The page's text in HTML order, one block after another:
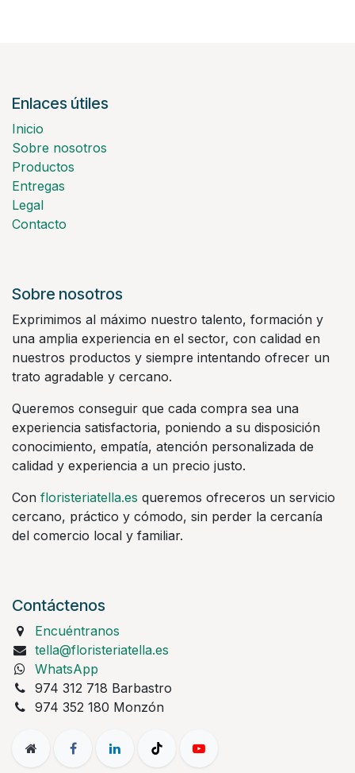
Enlaces útiles
Inicio
Sobre nosotros
Productos
Entregas
Legal
Contacto
Sobre nosotros
Exprimimos al máximo nuestro talento, formación y
una amplia experiencia en el sector, con calidad en
nuestros productos y siempre intentando ofrecer un
trato agradable y cercano.
Queremos conseguir que cada compra sea una
experiencia satisfactoria, poniendo a su disposición
conocimiento, empatía, atención personalizada de
calidad y experiencia a un precio justo.
Con floristeriatella.es queremos ofreceros un servicio
cercano, práctico y cómodo, sin perder la cercanía
del comercio local y familiar.
Contáctenos
Encuéntranos
tella@floristeriatella.es
WhatsApp
974 312 718 Barbastro
974 352 180 Monzón